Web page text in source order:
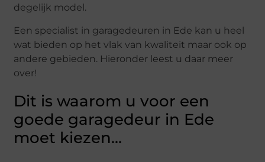
degelijk model.
Een specialist in garagedeuren in Ede kan u heel
wat bieden op het vlak van kwaliteit maar ook op
andere gebieden. Hieronder leest u daar meer
over!
Dit is waarom u voor een
goede garagedeur in Ede
moet kiezen…